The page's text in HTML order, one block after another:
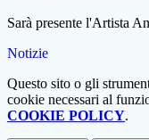
Sarà presente l'Artista
Notizie
Questo sito o gli
cookie necessari al
COOKIE POLICY.